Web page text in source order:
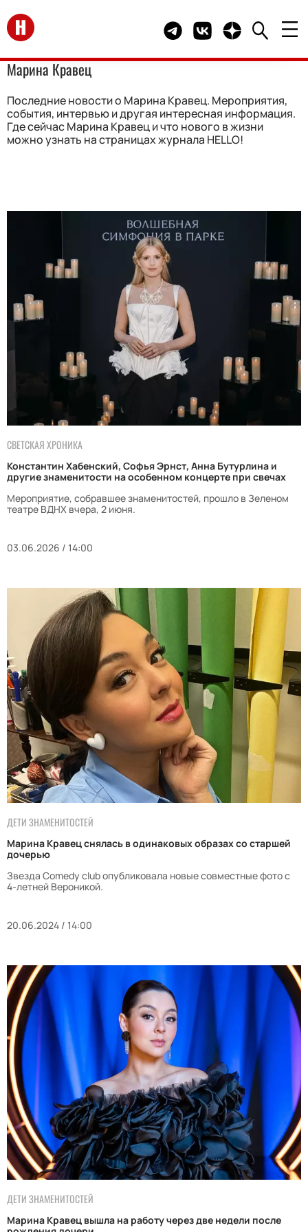
Перейти на главную Telegram канал HELLO
Группа HELLO
Канал HELLO в
Марина Кравец
Последние новости о Марина Кравец. Мероприятия,
события, интервью и другая интересная информация.
Где сейчас Марина Кравец и что нового в жизни
можно узнать на страницах журнала HELLO!
СВЕТСКАЯ ХРОНИКА
Константин Хабенский, Софья Эрнст, Анна Бутурлина и
другие знаменитости на особенном концерте при свечах
Мероприятие, собравшее знаменитостей, прошло в Зеленом
театре ВДНХ вчера, 2 июня.
03.06.2026 / 14:00
ДЕТИ ЗНАМЕНИТОСТЕЙ
Марина Кравец снялась в одинаковых образах со старшей
дочерью
Звезда Comedy club опубликовала новые совместные фото с
4-летней Вероникой.
20.06.2024 / 14:00
ДЕТИ ЗНАМЕНИТОСТЕЙ
Марина Кравец вышла на работу через две недели после